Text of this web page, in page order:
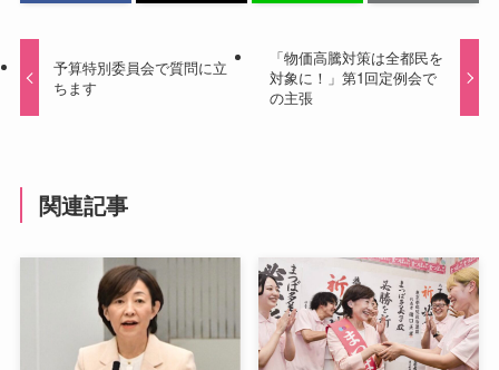
予算特別委員会で質問に立
ちます
「物価高騰対策は全都民を
対象に！」第1回定例会で
の主張
関連記事